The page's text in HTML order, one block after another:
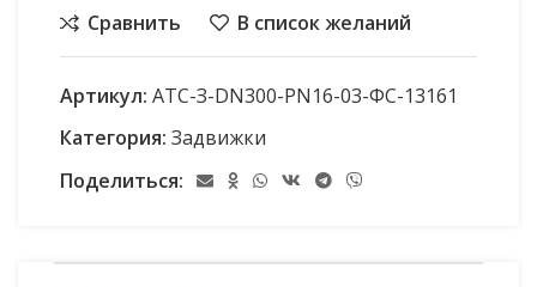
Сравнить В список желаний
Артикул: АТС-З-DN300-PN16-03-ФС-13161
Категория: Задвижки
Поделиться: